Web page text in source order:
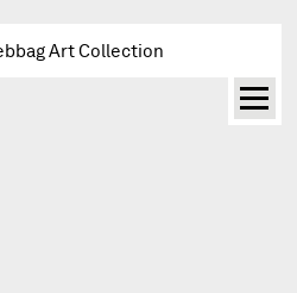
Art Collection